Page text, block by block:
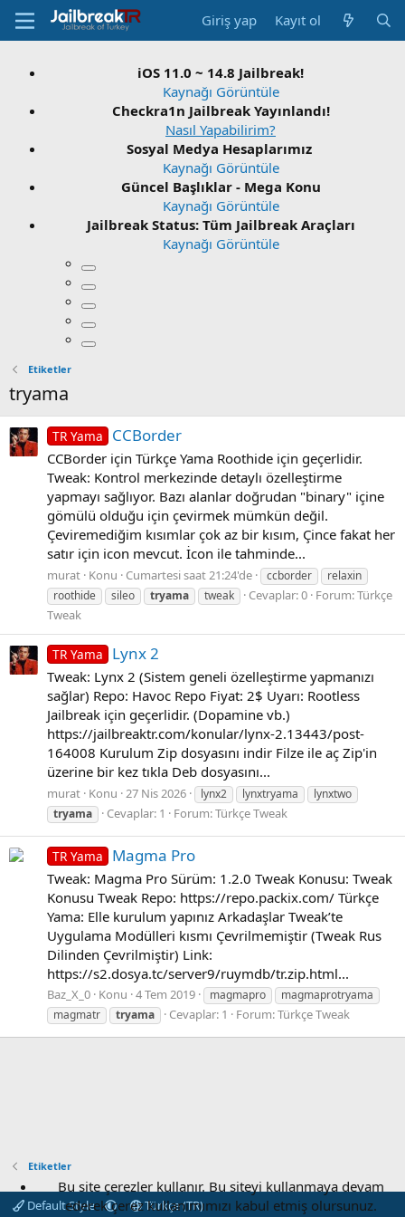
Giriş yap Kayıt ol
iOS 11.0 ~ 14.8 Jailbreak!
Kaynağı Görüntüle
Checkra1n Jailbreak Yayınlandı!
Nasıl Yapabilirim?
Sosyal Medya Hesaplarımız
Kaynağı Görüntüle
Güncel Başlıklar - Mega Konu
Kaynağı Görüntüle
Jailbreak Status: Tüm Jailbreak Araçları
Kaynağı Görüntüle
Etiketler
tryama
TR Yama CCBorder
CCBorder için Türkçe Yama Roothide için geçerlidir.
Tweak: Kontrol merkezinde detaylı özelleştirme
yapmayı sağlıyor. Bazı alanlar doğrudan "binary" içine
gömülü olduğu için çevirmek mümkün değil.
Çeviremediğim kısımlar çok az bir kısım, Çince fakat her
satır için icon mevcut. İcon ile tahminde...
murat Konu Cumartesi saat 21:24'de ccborder
relaxin
roothide
sileo tryama tweak Cevaplar: 0 Forum:Türkçe
Tweak
TR Yama Lynx 2
Tweak: Lynx 2 (Sistem geneli özelleştirme yapmanızı
sağlar) Repo: Havoc Repo Fiyat: 2$ Uyarı: Rootless
Jailbreak için geçerlidir. (Dopamine vb.)
https://jailbreaktr.com/konular/lynx-2.13443/post-
164008 Kurulum Zip dosyasını indir Filze ile aç Zip'in
üzerine bir kez tıkla Deb dosyasını...
murat Konu 27 Nis 2026 lynx2 lynxtryama
lynxtwo
tryama
Cevaplar: 1 Forum:Türkçe Tweak
TR Yama Magma Pro
Tweak: Magma Pro Sürüm: 1.2.0 Tweak Konusu: Tweak
Konusu Tweak Repo: https://repo.packix.com/ Türkçe
Yama: Elle kurulum yapınız Arkadaşlar Tweak’te
Uygulama Modülleri kısmı Çevrilmemiştir (Tweak Rus
Dilinden Çevrilmiştir) Link:
https://s2.dosya.tc/server9/ruymdb/tr.zip.html...
Baz_X_0 Konu 4 Tem 2019 magmapro
magmaprotryama
magmatr
tryama Cevaplar: 1 Forum:Türkçe Tweak
Etiketler
Default Style Türkçe (TR)
Bu site çerezler kullanır. Bu siteyi kullanmaya devam
ederek çerez kullanımımızı kabul etmiş olursunuz.